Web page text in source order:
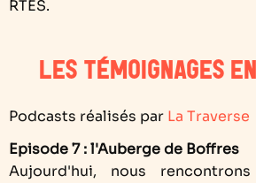
RTES.
LES TÉMOIGNAGES
Podcasts réalisés par La Traverse
Episode 7 : l'Auberge de Boffres
Aujourd'hui, nous